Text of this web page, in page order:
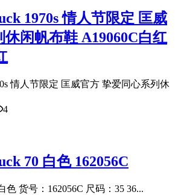
1970s 情人节限定 匡威
闲帆布鞋 A19060C白红
情人节限定 匡威官方 挚爱同心系列休
4
70 白色 162056C
色 货号：162056C 尺码：35 36...